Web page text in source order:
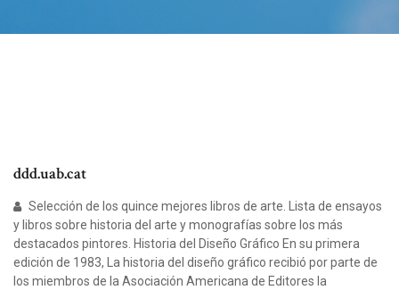
ddd.uab.cat
Selección de los quince mejores libros de arte. Lista de ensayos
y libros sobre historia del arte y monografías sobre los más
destacados pintores. Historia del Diseño Gráfico En su primera
edición de 1983, La historia del diseño gráfico recibió por parte de
los miembros de la Asociación Americana de Editores la